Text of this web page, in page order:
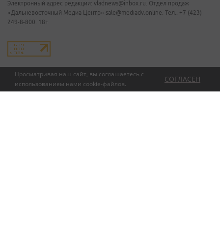
Просматривая наш сайт, вы соглашаетесь с
использованием нами cookie-файлов.
СОГЛАСЕН
Электронный адрес редакции: vladnews@inbox.ru. Отдел продаж
«Дальневосточный Медиа Центр» sale@mediadv.online. Тел.: +7 (423)
249-8-800. 18+